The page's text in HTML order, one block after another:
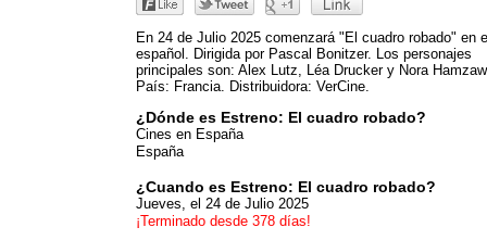
En 24 de Julio 2025 comenzará "El cuadro robado" en
español. Dirigida por Pascal Bonitzer. Los personajes
principales son: Alex Lutz, Léa Drucker y Nora
País: Francia. Distribuidora: VerCine.
¿Dónde es Estreno: El cuadro robado?
Cines en España
España
¿Cuando es Estreno: El cuadro robado?
Jueves, el 24 de Julio 2025
¡Terminado desde 378 días!